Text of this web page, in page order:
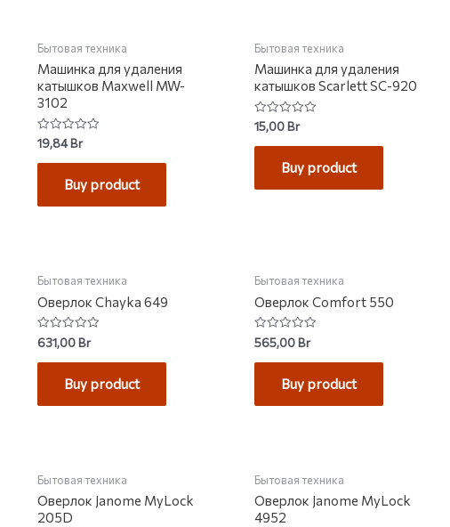
Бытовая техника
Машинка для удаления
катышков Maxwell MW-
3102
Rated
0
out
19,84Br
Buy product
Бытовая техника
Машинка для удаления
катышков Scarlett SC-920
Rated
0
out
15,00Br
Buy product
Бытовая техника
Оверлок Chayka 649
Rated
0
out
631,00Br
Buy product
Бытовая техника
Оверлок Comfort 550
Rated
0
out
565,00Br
Buy product
Бытовая техника
Оверлок Janome MyLock
205D
Бытовая техника
Оверлок Janome MyLock
4952